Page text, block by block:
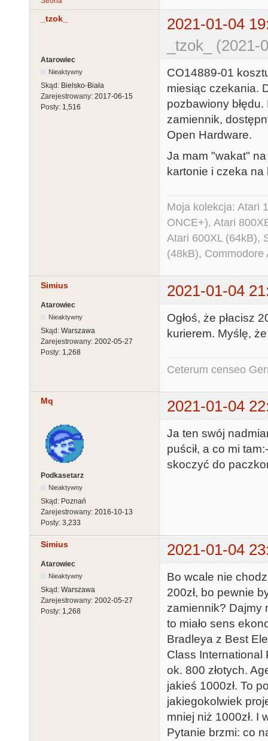
_tzok_
2021-01-04
_tzok_
Atarowiec
Nieaktywny
Skąd: Bielsko-Biała
Zarejestrowany: 2017-06-15
Posty: 1,516
CO14889-01
miesiąc czekania.
pozbawiony błędu.
zamiennik,
Open Hardware.
Ja mam "wakat" na
kartonie i czeka na
Moja kolekcja: Atari
ONCE+), Atari
Atari 600XL (64kB),
(48kB),
Simius 2021-01-04
Atarowiec
Nieaktywny
Skąd: Warszawa
Zarejestrowany: 2002-05-27
Posty: 1,268
Ogłoś, że płacisz
kurierem. Myślę,
Ceterum censeo
Mq 2021-01-04
Podkasetarz
Nieaktywny
Skąd: Poznań
Zarejestrowany: 2016-10-13
Posty: 3,233
Ja ten swój
puścił, a co mi
skoczyć do
Simius 2021-01-04
Atarowiec
Nieaktywny
Skąd: Warszawa
Zarejestrowany: 2002-05-27
Posty: 1,268
Bo wcale nie
200zł, bo pewnie
zamiennik? Dajmy
to miało sens
Bradleya z Best
Class International
ok. 800 złotych.
jakieś 1000zł. To
jakiegokolwiek
mniej niż 1000zł. I
Pytanie brzmi: co